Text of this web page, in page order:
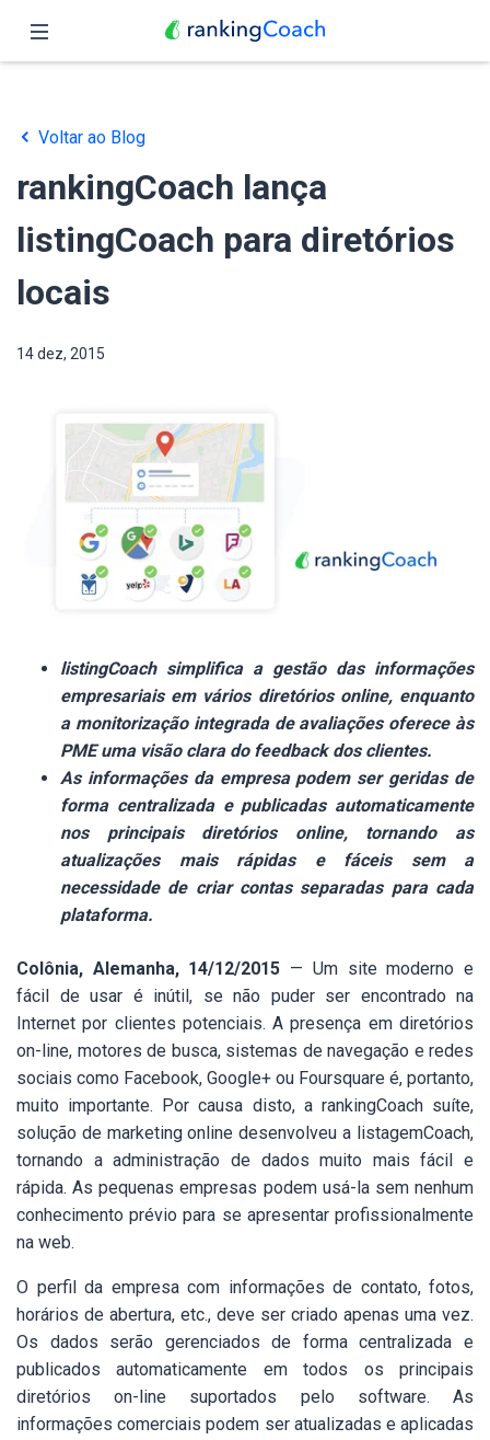
Funções
Preços
Parceiros
Blog
Português
Voltar ao Blog
rankingCoach lança
listingCoach para diretórios
locais
14 dez, 2015
listingCoach simplifica a gestão das informações
empresariais em vários diretórios online, enquanto
a monitorização integrada de avaliações oferece às
PME uma visão clara do feedback dos clientes.
As informações da empresa podem ser geridas de
forma centralizada e publicadas automaticamente
nos principais diretórios online, tornando as
atualizações mais rápidas e fáceis sem a
necessidade de criar contas separadas para cada
plataforma.
Colônia, Alemanha, 14/12/2015 — Um site moderno e
fácil de usar é inútil, se não puder ser encontrado na
Internet por clientes potenciais. A presença em diretórios
on-line, motores de busca, sistemas de navegação e redes
sociais como Facebook, Google+ ou Foursquare é, portanto,
muito importante. Por causa disto, a rankingCoach suíte,
solução de marketing online desenvolveu a listagemCoach,
tornando a administração de dados muito mais fácil e
rápida. As pequenas empresas podem usá-la sem nenhum
conhecimento prévio para se apresentar profissionalmente
na web.
O perfil da empresa com informações de contato, fotos,
horários de abertura, etc., deve ser criado apenas uma vez.
Os dados serão gerenciados de forma centralizada e
publicados automaticamente em todos os principais
diretórios on-line suportados pelo software. As
informações comerciais podem ser atualizadas e aplicadas